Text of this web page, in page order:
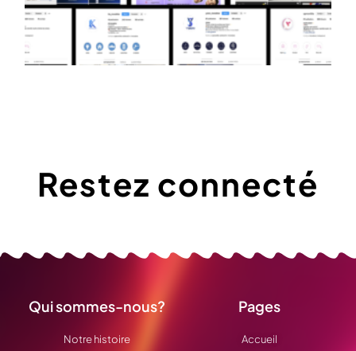
Restez connecté
Qui sommes-nous?
Notre histoire
Pages
Accueil